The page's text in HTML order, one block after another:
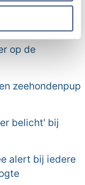
of die ze hebben
hun services.
geplaatste
op de
zeehondenpup
belicht' bij
alert bij iedere